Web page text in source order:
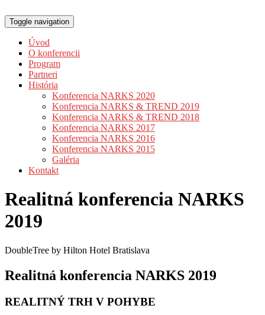
Toggle navigation
Úvod
O konferencii
Program
Partneri
História
Konferencia NARKS 2020
Konferencia NARKS & TREND 2019
Konferencia NARKS & TREND 2018
Konferencia NARKS 2017
Konferencia NARKS 2016
Konferencia NARKS 2015
Galéria
Kontakt
Realitná konferencia NARKS
2019
DoubleTree by Hilton Hotel Bratislava
Realitná konferencia NARKS 2019
REALITNÝ TRH V POHYBE